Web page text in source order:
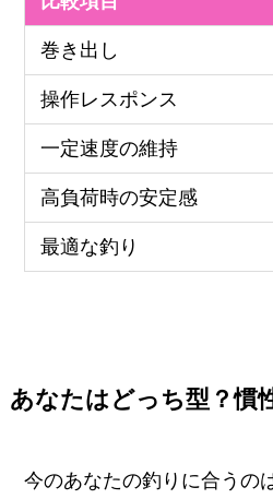
巻き出し
操作レスポンス
一定速度の維持
高負荷時の安定感
最適な釣り
あなたはどっち型？慣
今のあなたの釣りに合うの